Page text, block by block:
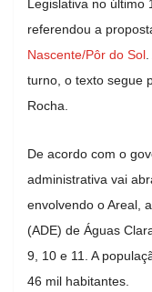
Legislativa no último
referendou a
Nascente/Pôr do Sol
turno, o texto segue
Rocha.
De acordo com o
administrativa vai
envolvendo o Areal,
(ADE) de Águas
9, 10 e 11. A
46 mil habitantes.